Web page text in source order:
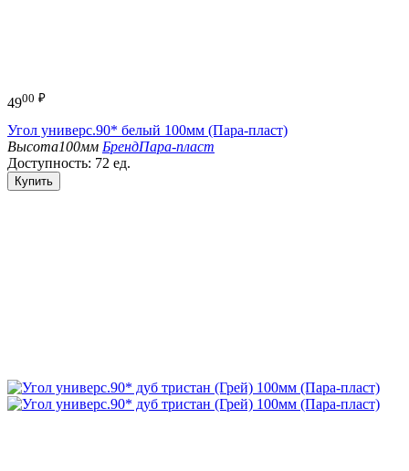
4900 ₽
Угол универс.90* белый 100мм (Пара-пласт)
Высота100мм БрендПара-пласт
Доступность: 72 ед.
Купить